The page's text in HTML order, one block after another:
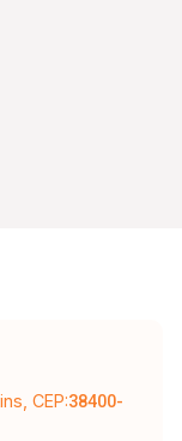
CEP:38400-